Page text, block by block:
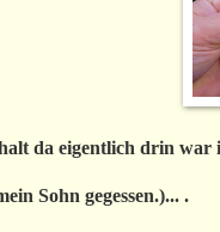
da eigentlich drin
Sohn gegessen.)... .